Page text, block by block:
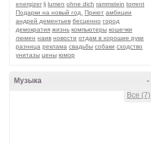
energizer lj lumen ohne dich rammstein torrent
Подарки на новый год.
Приют амбиции
андрей дементьев бесценно город
демократия жизнь компьютеры кошечки
люмен наив новости отдам в хорошие руки
разница реклама свадьбы собаки сходство
унитазы цены юмор
-
Музыка
Все (7)